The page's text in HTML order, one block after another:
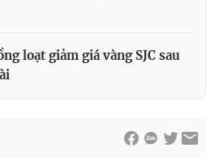
Vươn mình bằng AI
loạt giảm giá vàng SJC sau